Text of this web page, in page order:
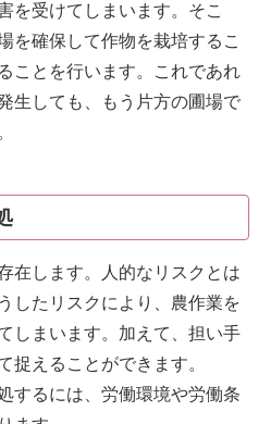
を受けてしまいます。そこ
を確保して作物を栽培するこ
ことを行います。これであれ
生しても、もう片方の圃場で
在します。人的なリスクとは
したリスクにより、農作業を
しまいます。加えて、担い手
捉えることができます。
するには、労働環境や労働条